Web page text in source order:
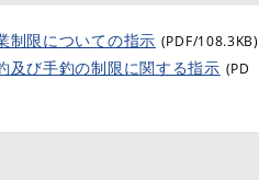
制限についての指示 (PDF/108.3KB)
及び手釣の制限に関する指示 (PD